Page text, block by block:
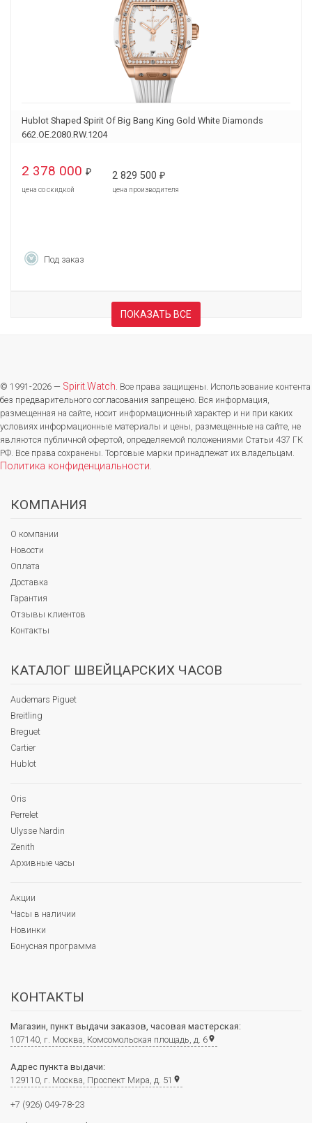
Hublot Shaped Spirit Of Big Bang King Gold White Diamonds
662.OE.2080.RW.1204
2 378 000 ₽
цена со скидкой
2 829 500 ₽
цена производителя
Под заказ
ПОКАЗАТЬ ВСЕ
© 1991-2026 — Spirit.Watch. Все права защищены. Использование контента
без предварительного согласования запрещено. Вся информация,
размещенная на сайте, носит информационный характер и ни при каких
условиях информационные материалы и цены, размещенные на сайте, не
являются публичной офертой, определяемой положениями Статьи 437 ГК
РФ. Все права сохранены. Торговые марки принадлежат их владельцам.
Политика конфиденциальности.
КОМПАНИЯ
О компании
Новости
Оплата
Доставка
Гарантия
Отзывы клиентов
Контакты
КАТАЛОГ ШВЕЙЦАРСКИХ ЧАСОВ
Audemars Piguet
Breitling
Breguet
Cartier
Hublot
Oris
Perrelet
Ulysse Nardin
Zenith
Архивные часы
Акции
Часы в наличии
Новинки
Бонусная программа
КОНТАКТЫ
Магазин, пункт выдачи заказов, часовая мастерская:
107140, г. Москва, Комсомольская площадь, д. 6place
Адрес пункта выдачи:
129110, г. Москва, Проспект Мира, д. 51 place
+7 (926) 049-78-23